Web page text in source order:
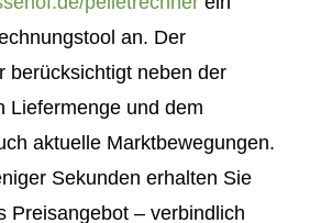
an. Der
berücksichtigt neben der
Liefermenge und dem
aktuelle Marktbewegungen.
Sekunden erhalten Sie
Preisangebot – verbindlich